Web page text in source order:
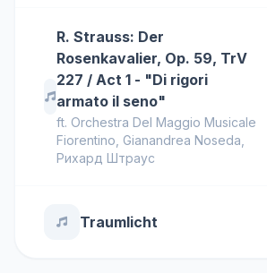
R. Strauss: Der
Rosenkavalier, Op. 59, TrV
227 / Act 1 - "Di rigori
armato il seno"
ft. Orchestra Del Maggio Musicale
Fiorentino Gianandrea Noseda
Рихард Штраус
Traumlicht